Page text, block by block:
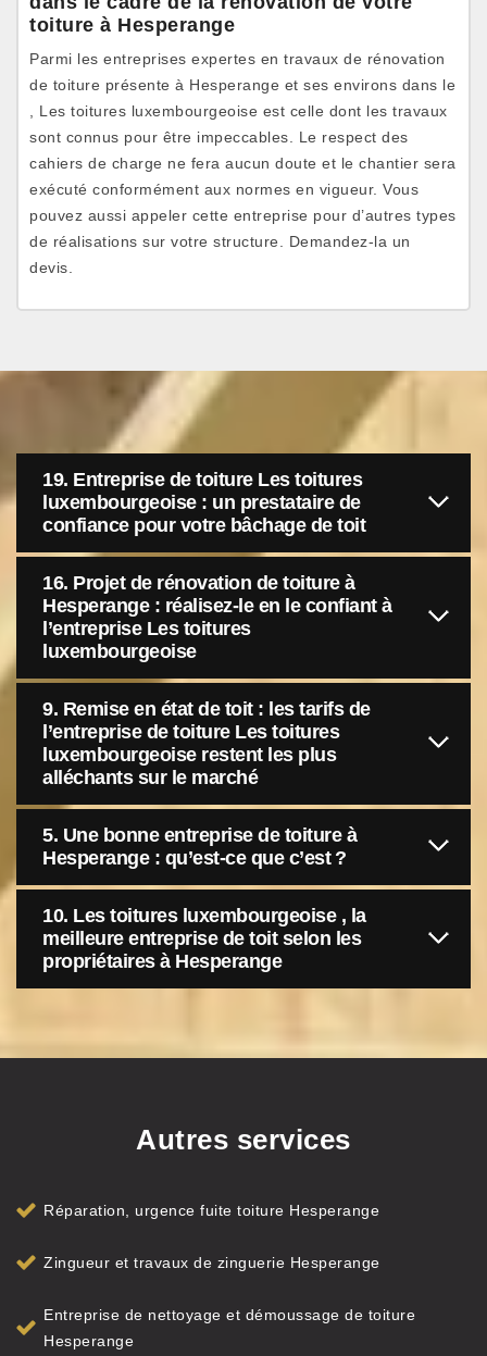
toiture à Hesperange
Parmi les entreprises expertes en travaux de rénovation
de toiture présente à Hesperange et ses environs dans le
, Les toitures luxembourgeoise est celle dont les travaux
sont connus pour être impeccables. Le respect des
cahiers de charge ne fera aucun doute et le chantier sera
exécuté conformément aux normes en vigueur. Vous
pouvez aussi appeler cette entreprise pour d’autres types
de réalisations sur votre structure. Demandez-la un
devis.
19. Entreprise de toiture Les toitures
luxembourgeoise : un prestataire de
confiance pour votre bâchage de toit
16. Projet de rénovation de toiture à
Hesperange : réalisez-le en le confiant à
l’entreprise Les toitures
luxembourgeoise
9. Remise en état de toit : les tarifs de
l’entreprise de toiture Les toitures
luxembourgeoise restent les plus
alléchants sur le marché
5. Une bonne entreprise de toiture à
Hesperange : qu’est-ce que c’est ?
10. Les toitures luxembourgeoise , la
meilleure entreprise de toit selon les
propriétaires à Hesperange
Autres services
Réparation, urgence fuite toiture Hesperange
Zingueur et travaux de zinguerie Hesperange
Entreprise de nettoyage et démoussage de toiture
Hesperange